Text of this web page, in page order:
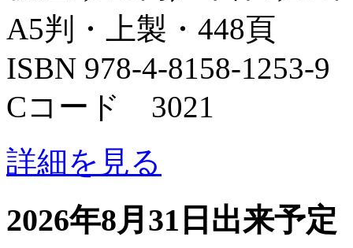
A5判・上製・448頁
ISBN 978-4-8158-1253-9
Cコード 3021
詳細を見る
2026年8月31日出来予定